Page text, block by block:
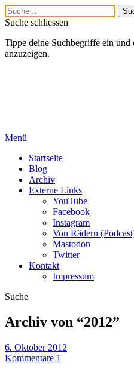
Suche schliessen
Tippe deine Suchbegriffe ein und
anzuzeigen.
Menü
Startseite
Blog
Archiv
Externe Links
YouTube
Facebook
Instagram
Von Rädern
Mastodon
Twitter
Kontakt
Impressum
Suche
Archiv von “2012”
6. Oktober 2012
Kommentare 1